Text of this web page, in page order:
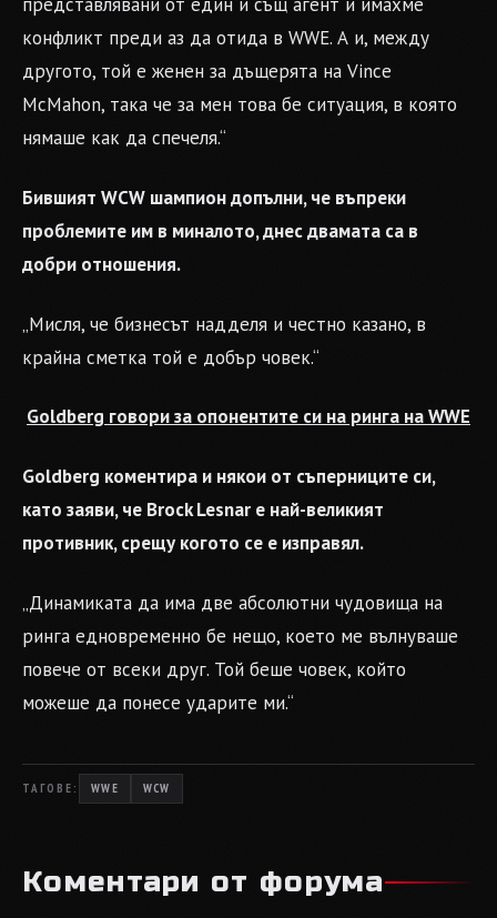
конфликт преди аз да отида в WWE. А и, между
другото, той е женен за дъщерята на Vince
McMahon, така че за мен това бе ситуация, в която
нямаше как да спечеля.“
Бившият WCW шампион допълни, че въпреки
проблемите им в миналото, днес двамата са в
добри отношения.
„Мисля, че бизнесът надделя и честно казано, в
крайна сметка той е добър човек.“
Goldberg говори за опонентите си на ринга на WWE
Goldberg коментира и някои от съперниците си,
като заяви, че Brock Lesnar е най-великият
противник, срещу когото се е изправял.
„Динамиката да има две абсолютни чудовища на
ринга едновременно бе нещо, което ме вълнуваше
повече от всеки друг. Той беше човек, който
можеше да понесе ударите ми.“
ТАГОВЕ: WWE WCW
Коментари от форума